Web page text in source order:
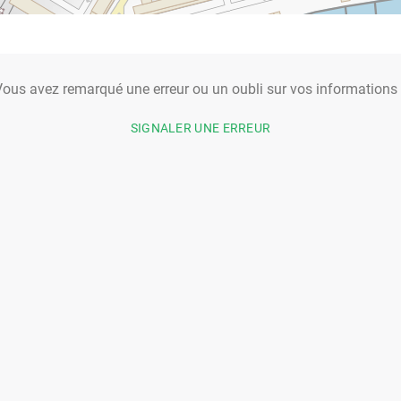
avez remarqué une erreur ou un oubli sur vos informations
SIGNALER UNE ERREUR